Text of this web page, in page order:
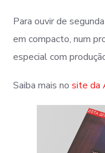
Para ouvir de
em compacto, num
especial com
Saiba mais nosite da